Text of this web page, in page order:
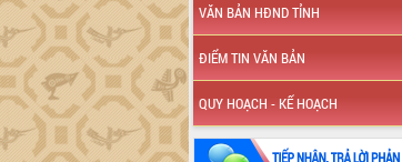
VĂN BẢN HĐND TỈNH
ĐIỂM TIN VĂN BẢN
QUY HOẠCH - KẾ HOẠCH